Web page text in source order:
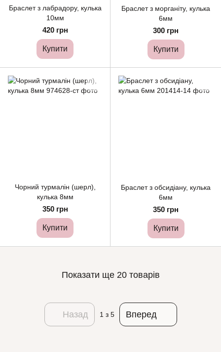
Браслет з лабрадору, кулька
10мм
420 грн
Купити
Браслет з морганіту, кулька
6мм
300 грн
Купити
Чорний турмалін (шерл),
кулька 8мм
350 грн
Купити
Браслет з обсидіану, кулька
6мм
350 грн
Купити
Показати ще 20 товарів
Назад 1 з 5 Вперед